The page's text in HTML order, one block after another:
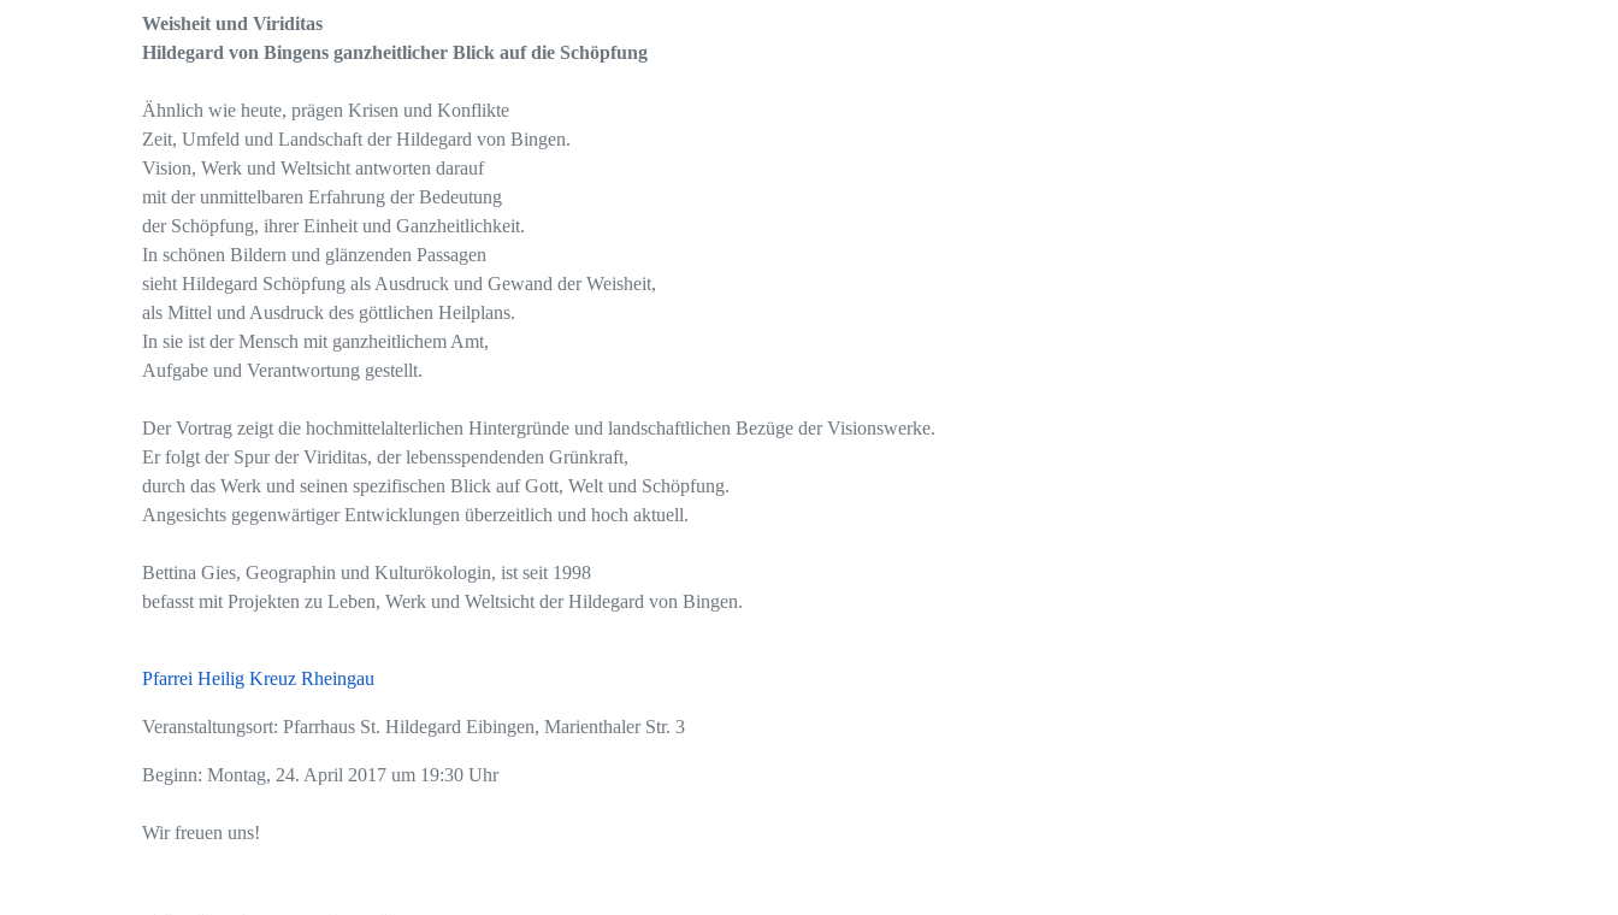
Weisheit und Viriditas
Hildegard von Bingens ganzheitlicher Blick auf die Schöpfung
Ähnlich wie heute, prägen Krisen und Konflikte
Zeit, Umfeld und Landschaft der Hildegard von Bingen.
Vision, Werk und Weltsicht antworten darauf
mit der unmittelbaren Erfahrung der Bedeutung
der Schöpfung, ihrer Einheit und Ganzheitlichkeit.
In schönen Bildern und glänzenden Passagen
sieht Hildegard Schöpfung als Ausdruck und Gewand der Weisheit,
als Mittel und Ausdruck des göttlichen Heilplans.
In sie ist der Mensch mit ganzheitlichem Amt,
Aufgabe und Verantwortung gestellt.
Der Vortrag zeigt die hochmittelalterlichen Hintergründe und landschaftlichen Bezüge der Visionswerke.
Er folgt der Spur der Viriditas, der lebensspendenden Grünkraft,
durch das Werk und seinen spezifischen Blick auf Gott, Welt und Schöpfung.
Angesichts gegenwärtiger Entwicklungen überzeitlich und hoch aktuell.
Bettina Gies, Geographin und Kulturökologin, ist seit 1998
befasst mit Projekten zu Leben, Werk und Weltsicht der Hildegard von Bingen.
Pfarrei Heilig Kreuz Rheingau
Veranstaltungsort: Pfarrhaus St. Hildegard Eibingen, Marienthaler Str. 3
Beginn: Montag, 24. April 2017 um 19:30 Uhr
Wir freuen uns!